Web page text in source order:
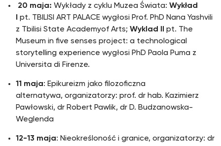
20 maja: Wykłady z cyklu Muzea Świata: Wykład
pt. TBILISI ART PALACE wygłosi Prof. PhD Nana Yashvili
z Tbilisi State Academyof Arts; Wyklad II
pt. The
Museum in five senses project: a technological
storytelling experience wygłosi PhD Paola Puma z
Universita di Firenze.
11 maja: Epikureizm jako filozoficzna
alternatywa, organizatorzy: prof. dr hab. Kazimierz
Pawłowski, dr Robert Pawlik, dr D. Budzanowska-
Weglenda
12-13 maja: Nieokreśloność i granice, organizatorzy: dr